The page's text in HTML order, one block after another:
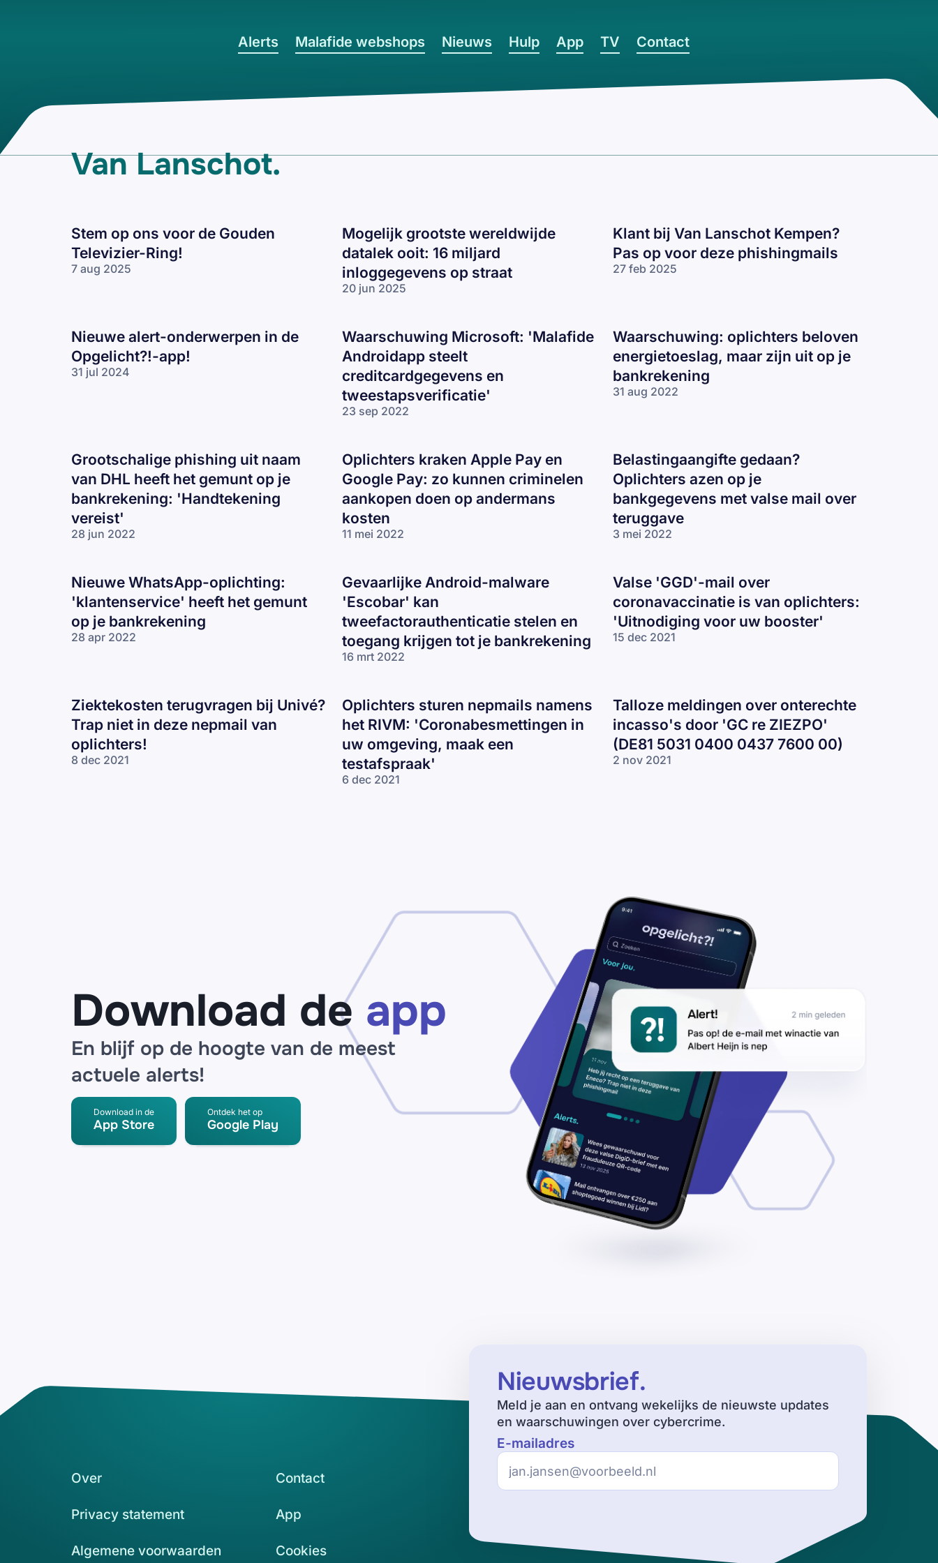
Alerts Malafide webshops Nieuws Hulp App TV Contact
Van Lanschot.
Stem op ons voor de Gouden
Televizier-Ring!
7 aug 2025
Mogelijk grootste wereldwijde
datalek ooit: 16 miljard
inloggegevens op straat
20 jun 2025
Klant bij Van Lanschot Kempen?
Pas op voor deze phishingmails
27 feb 2025
Nieuwe alert-onderwerpen in de
Opgelicht?!-app!
31 jul 2024
Waarschuwing Microsoft: 'Malafide
Androidapp steelt
creditcardgegevens en
tweestapsverificatie'
23 sep 2022
Waarschuwing: oplichters beloven
energietoeslag, maar zijn uit op je
bankrekening
31 aug 2022
Grootschalige phishing uit naam
van DHL heeft het gemunt op je
bankrekening: 'Handtekening
vereist'
28 jun 2022
Oplichters kraken Apple Pay en
Google Pay: zo kunnen criminelen
aankopen doen op andermans
kosten
11 mei 2022
Belastingaangifte gedaan?
Oplichters azen op je
bankgegevens met valse mail over
teruggave
3 mei 2022
Nieuwe WhatsApp-oplichting:
'klantenservice' heeft het gemunt
op je bankrekening
28 apr 2022
Gevaarlijke Android-malware
'Escobar' kan
tweefactorauthenticatie stelen en
toegang krijgen tot je bankrekening
16 mrt 2022
Valse 'GGD'-mail over
coronavaccinatie is van oplichters:
'Uitnodiging voor uw booster'
15 dec 2021
Ziektekosten terugvragen bij Univé?
Trap niet in deze nepmail van
oplichters!
8 dec 2021
Oplichters sturen nepmails namens
het RIVM: 'Coronabesmettingen in
uw omgeving, maak een
testafspraak'
6 dec 2021
Talloze meldingen over onterechte
incasso's door 'GC re ZIEZPO'
(DE81 5031 0400 0437 7600 00)
2 nov 2021
Download de app
En blijf op de hoogte van de meest
actuele alerts!
Download in de
App Store
Ontdek het op
Google Play
Nieuwsbrief.
Meld je aan en ontvang wekelijks de nieuwste updates
en waarschuwingen over cybercrime.
E-mailadres
Over Contact
Privacy statement App
Algemene voorwaarden Cookies